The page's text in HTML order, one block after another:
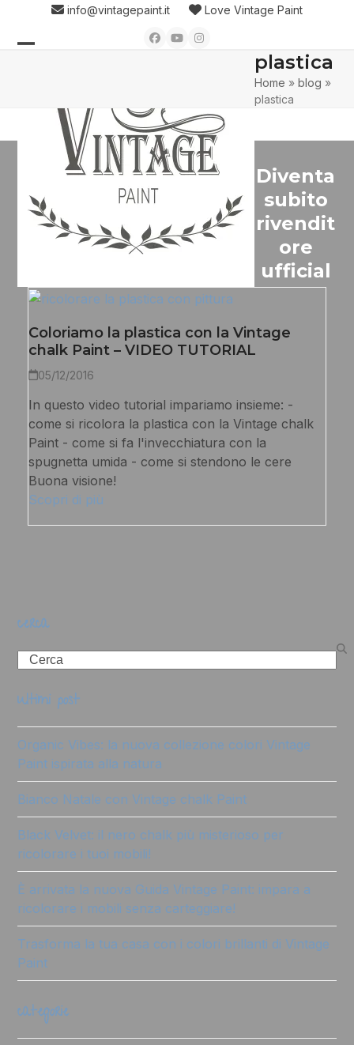
content
info@vintagepaint.it Love Vintage Paint
Facebook
YouTubeInstagram
menu
menu
plastica
Home »blog »
plastica
Coloriamo la plastica con la Vintage
chalk Paint – VIDEO TUTORIAL
05/12/2016
In questo video tutorial impariamo insieme: -
come si ricolora la plastica con la Vintage chalk
Paint - come si fa l'invecchiatura con la
spugnetta umida - come si stendono le cere
Buona visione!
Scopri di più
cerca
Search
ultimi post
Organic Vibes: la nuova collezione colori Vintage
Paint ispirata alla natura
Bianco Natale con Vintage chalk Paint
Black Velvet: il nero chalk più misterioso per
ricolorare i tuoi mobili!
È arrivata la nuova Guida Vintage Paint: impara a
ricolorare i mobili senza carteggiare!
Trasforma la tua casa con i colori brillanti di Vintage
Paint
categorie
Diventa
subito
rivendit
ore
ufficial